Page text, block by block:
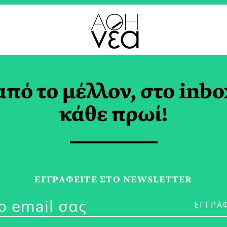
Έναν
το μέλλον, στο
κάθε πρωί!
ΕΓΓPΑΦΕΙΤΕ ΣΤΟ NEWSLETTER